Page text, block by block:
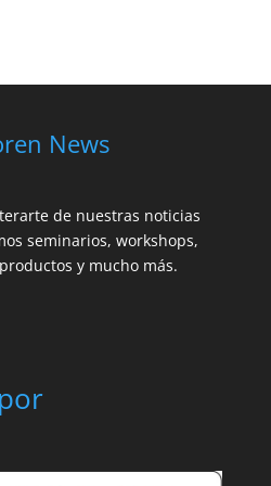
News
de nuestras noticias
seminarios, workshops,
y mucho más.